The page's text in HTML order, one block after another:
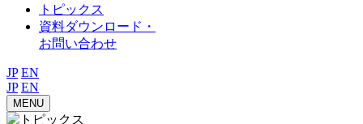
トピックス
資料ダウンロード・
お問い合わせ
JP EN
JP EN
MENU